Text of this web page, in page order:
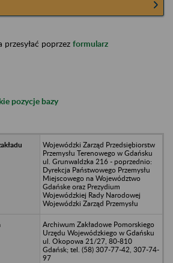
przesyłać poprzez formularz
pozycje bazy
Wojewódzki Zarząd Przedsiębiorstw
Przemysłu Terenowego w Gdańsku
ul. Grunwaldzka 216 - poprzednio:
Dyrekcja Państwowego Przemysłu
Miejscowego na Województwo
Gdańske oraz Prezydium
Wojewódzkiej Rady Narodowej
Wojewódzki Zarząd Przemysłu
Archiwum Zakładowe Pomorskiego
Urzędu Wojewódzkiego w Gdańsku
ul. Okopowa 21/27, 80-810
Gdańsk; tel. (58) 307-77-42, 307-74-
97